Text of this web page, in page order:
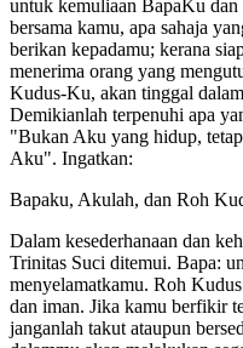
untuk kemuliaan BapaKu
bersama kamu, apa sahaja
berikan kepadamu; kerana
menerima orang yang
Kudus-Ku, akan tinggal
Demikianlah terpenuhi apa
"Bukan Aku yang hidup,
Aku". Ingatkan:
Bapaku, Akulah, dan Roh
Dalam kesederhanaan dan
Trinitas Suci ditemui. Bapa:
menyelamatkamu. Roh
dan iman. Jika kamu berfikir
janganlah takut ataupun